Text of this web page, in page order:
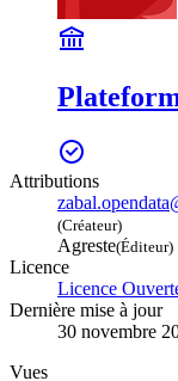
Attributions
(Créateur)
Agreste(Éditeur)
Licence
Licence
Dernière mise à jour
30 novembre
Vues